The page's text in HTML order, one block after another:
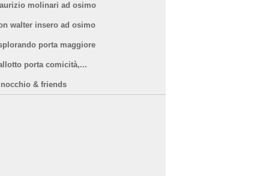
molinari ad osimo
walter insero ad osimo
porta maggiore
porta comicità,...
& friends